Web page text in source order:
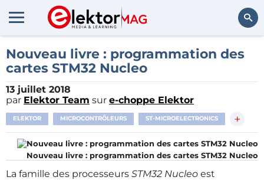
Rechercher
Nouveau livre : programmation des
cartes STM32 Nucleo
13 juillet 2018
par Elektor Team sur e-choppe Elektor
ELEKTOR MICROCONTRÔLEURS ST-MICROELECTRONICS +
Nouveau livre : programmation des cartes STM32 Nucleo
La famille des processeurs STM32 Nucleo est